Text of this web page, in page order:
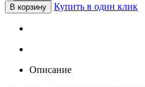
В корзину Купить в один клик
Описание